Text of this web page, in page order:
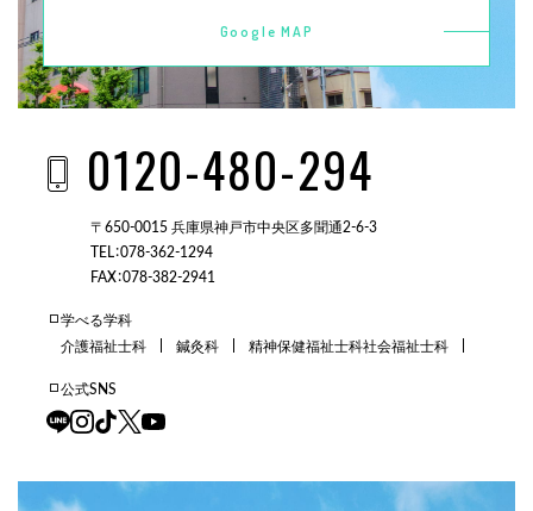
Google MAP
0120-480-294
〒650-0015 兵庫県神戸市中央区多聞通2-6-3
TEL：078-362-1294
FAX：078-382-2941
学べる学科
介護福祉士科
鍼灸科 精神保健福祉士科社会福祉士科
公式SNS